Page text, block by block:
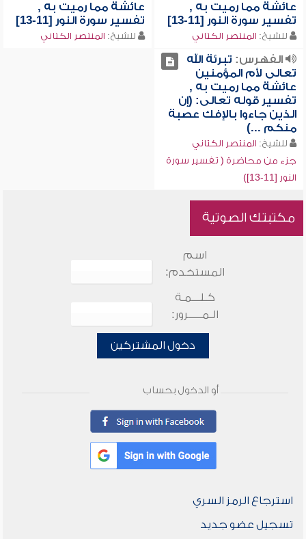
عائشة مما رميت به ,
تفسير سورة النور [11-13]
للشيخ: المنتصر الكتاني
عائشة مما رميت به ,
تفسير سورة النور [11-13]
للشيخ: المنتصر الكتاني
الفهرس: تبرئة الله
تعالى لأم المؤمنين
عائشة مما رميت به ,
تفسير قوله تعالى: (إن
الذين جاءوا بالإفك عصبة
منكم ...)
للشيخ: المنتصر الكتاني
جزء من محاضرة ( تفسير سورة
النور [11-13])
مكتبتك الصوتية
اسم
المستخدم:
كـلـــمـة
الـمـــــرور:
دخول المشتركين
أو الدخول بحساب
استرجاع الرمز السري
تسجيل عضو جديد